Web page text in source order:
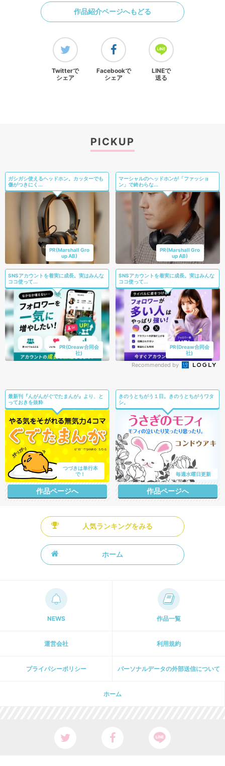
作品紹介ページへもどる
Twitterで
シェア
Facebookで
シェア
LINEで
送る
PICKUP
ガシガシ使えるヘッドホン。カッターでも
傷がつきにく...
PR(Marshall Gro
up AB)
マーシャルのヘッドホンが「ファッショ
ン」で終わらな...
PR(Marshall Gro
up AB)
SNSアカウントを着実に成長。実はみんな
ココ使って...
PR(Dreaw合同会
社)
SNSアカウントを着実に成長。実はみんな
ココ使って...
PR(Dreaw合同会
社)
Recommended by
最新刊『んがんがぐでたまんが』より、と
っておきを抜粋
つづきは単行本
で！
作品ページへ
きのうとちがう１日。きのうとちがうワタ
シ。
毎週水曜日更新
作品ページへ
人気ランキングをみる
ホーム
NEWS 作品一覧
運営会社 利用規約
プライパシーポリシー パーソナルデータの外部送信について
ホーム